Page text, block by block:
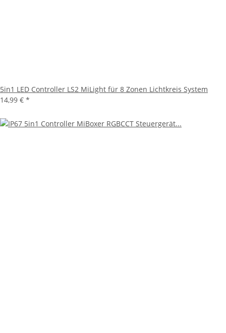
5in1 LED Controller LS2 MiLight für 8 Zonen Lichtkreis System
14,99 € *